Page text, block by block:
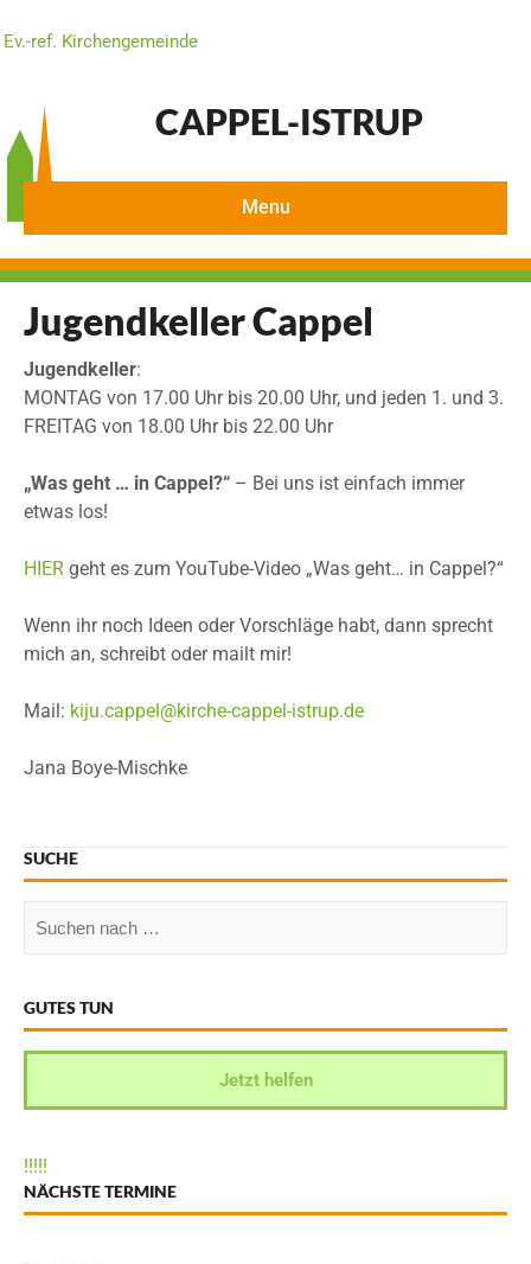
Ev.-ref. Kirchengemeinde
CAPPEL-ISTRUP
Menu
Jugendkeller Cappel
Jugendkeller:
MONTAG von 17.00 Uhr bis 20.00 Uhr, und jeden 1. und 3.
FREITAG von 18.00 Uhr bis 22.00 Uhr
„Was geht … in Cappel?“ – Bei uns ist einfach immer
etwas los!
HIER geht es zum YouTube-Video „Was geht… in Cappel?“
Wenn ihr noch Ideen oder Vorschläge habt, dann sprecht
mich an, schreibt oder mailt mir!
Mail: kiju.cappel@kirche-cappel-istrup.de
Jana Boye-Mischke
SUCHE
GUTES TUN
Jetzt helfen
!!!!!
NÄCHSTE TERMINE